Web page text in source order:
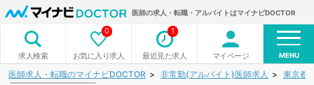
医師の求人・転職・アルバイトはマイナビDOCTOR
求人検索 お気に入り求人
0
最近見た求人
1
マイページ MENU
医師求人・転職のマイナビDOCTOR 非常勤(アルバイト)医師求人 東京都